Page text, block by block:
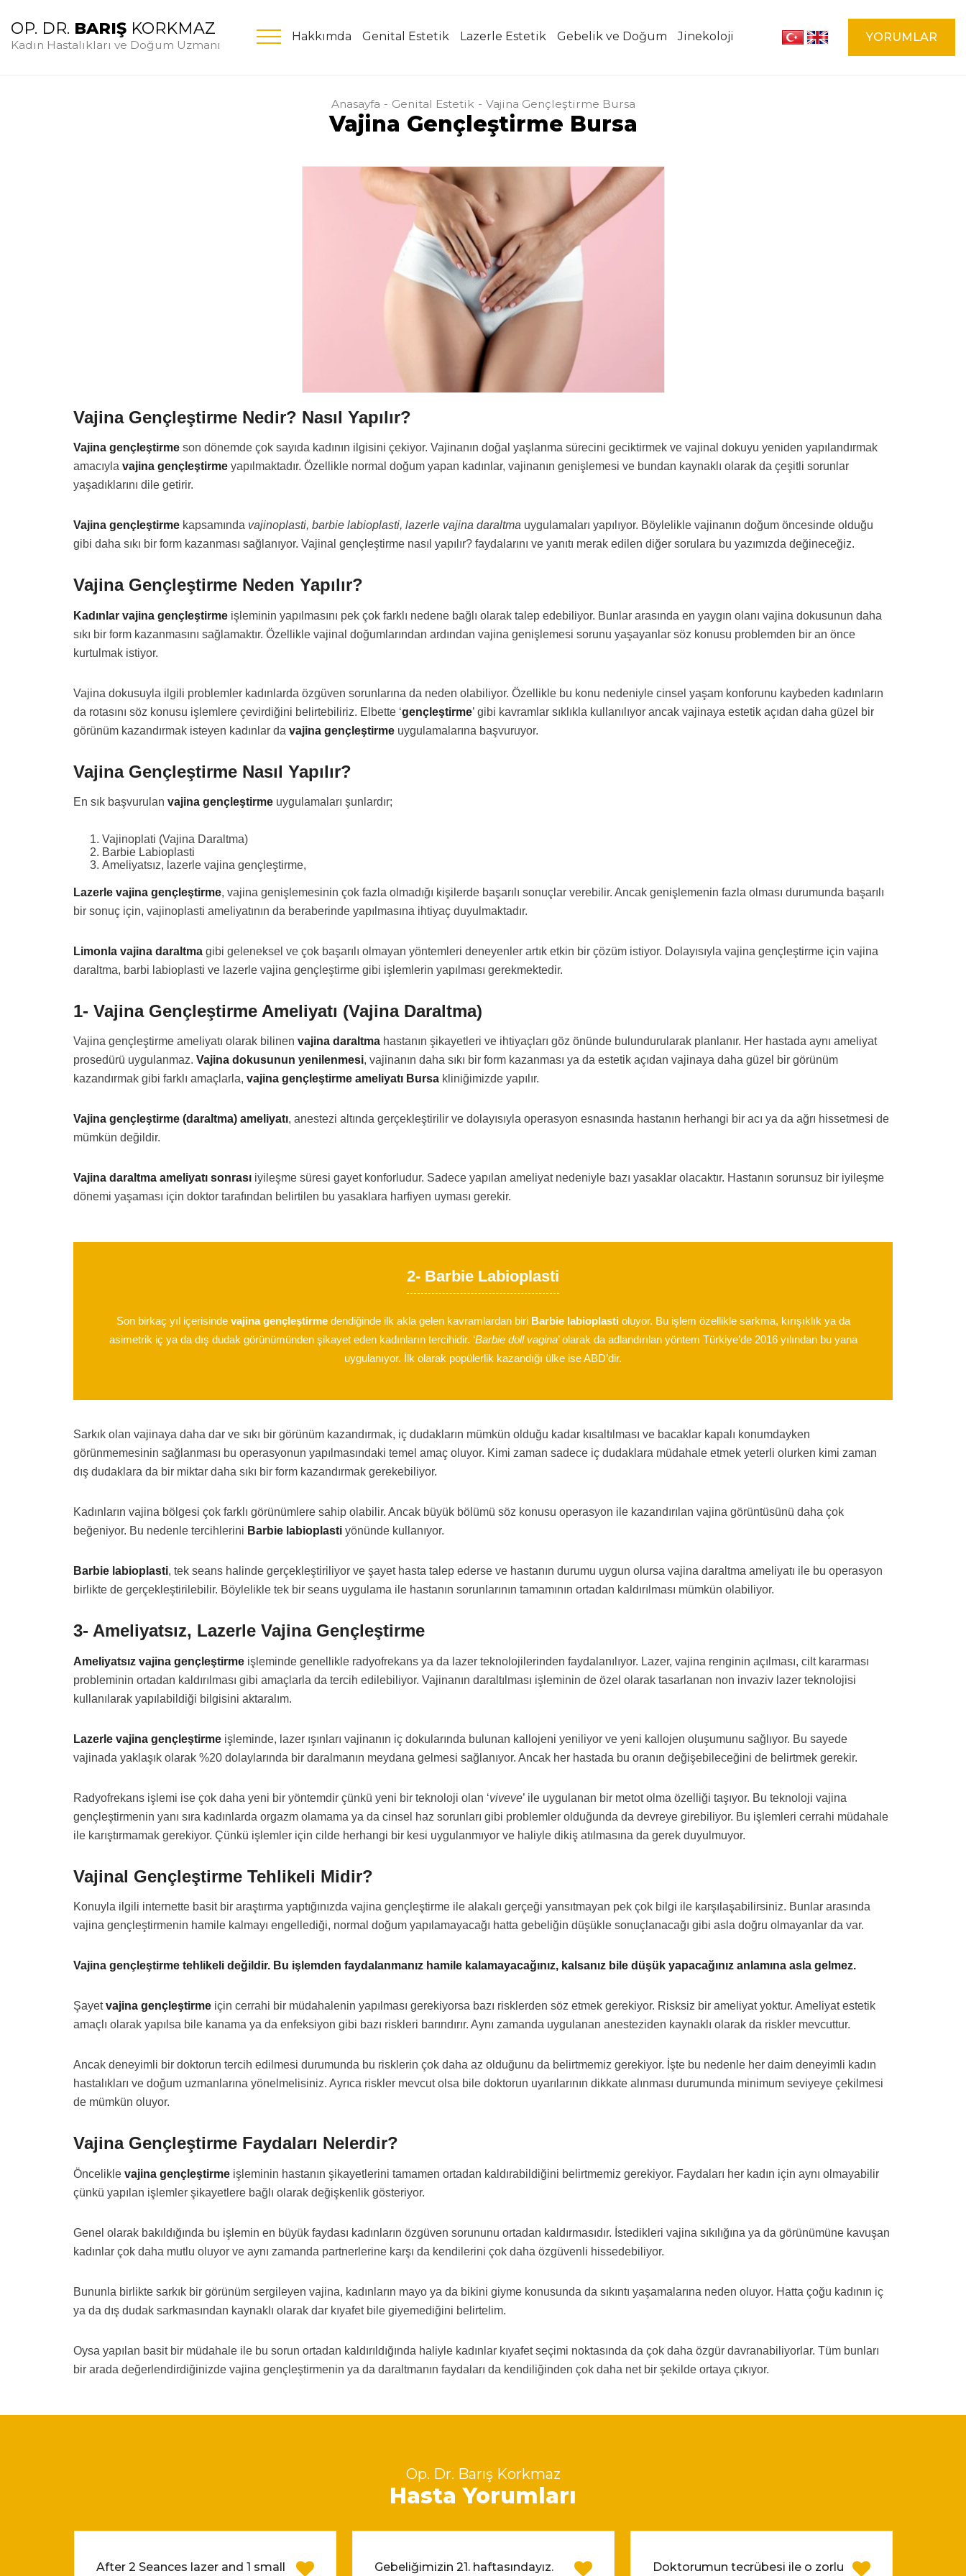
OP. DR. BARIŞ KORKMAZ
Kadın Hastalıkları ve Doğum Uzmanı
YORUMLAR
Hakkımda Genital Estetik Lazerle Estetik Gebelik ve Doğum Jinekoloji
Anasayfa Genital Estetik Vajina Gençleştirme Bursa
Vajina Gençleştirme Bursa
Vajina Gençleştirme Nedir? Nasıl Yapılır?
Vajina gençleştirme son dönemde çok sayıda kadının ilgisini çekiyor. Vajinanın doğal yaşlanma sürecini geciktirmek ve vajinal dokuyu yeniden yapılandırmak
amacıyla vajina gençleştirme yapılmaktadır. Özellikle normal doğum yapan kadınlar, vajinanın genişlemesi ve bundan kaynaklı olarak da çeşitli sorunlar
yaşadıklarını dile getirir.
Vajina gençleştirme kapsamında vajinoplasti, barbie labioplasti, lazerle vajina daraltma uygulamaları yapılıyor. Böylelikle vajinanın doğum öncesinde olduğu
gibi daha sıkı bir form kazanması sağlanıyor. Vajinal gençleştirme nasıl yapılır? faydalarını ve yanıtı merak edilen diğer sorulara bu yazımızda değineceğiz.
Vajina Gençleştirme Neden Yapılır?
Kadınlar vajina gençleştirme işleminin yapılmasını pek çok farklı nedene bağlı olarak talep edebiliyor. Bunlar arasında en yaygın olanı vajina dokusunun daha
sıkı bir form kazanmasını sağlamaktır. Özellikle vajinal doğumlarından ardından vajina genişlemesi sorunu yaşayanlar söz konusu problemden bir an önce
kurtulmak istiyor.
Vajina dokusuyla ilgili problemler kadınlarda özgüven sorunlarına da neden olabiliyor. Özellikle bu konu nedeniyle cinsel yaşam konforunu kaybeden kadınların
da rotasını söz konusu işlemlere çevirdiğini belirtebiliriz. Elbette ‘gençleştirme’ gibi kavramlar sıklıkla kullanılıyor ancak vajinaya estetik açıdan daha güzel bir
görünüm kazandırmak isteyen kadınlar da vajina gençleştirme uygulamalarına başvuruyor.
Vajina Gençleştirme Nasıl Yapılır?
En sık başvurulan vajina gençleştirme uygulamaları şunlardır;
Vajinoplati (Vajina Daraltma)
Barbie Labioplasti
Ameliyatsız, lazerle vajina gençleştirme,
Lazerle vajina gençleştirme, vajina genişlemesinin çok fazla olmadığı kişilerde başarılı sonuçlar verebilir. Ancak genişlemenin fazla olması durumunda başarılı
bir sonuç için, vajinoplasti ameliyatının da beraberinde yapılmasına ihtiyaç duyulmaktadır.
Limonla vajina daraltma gibi geleneksel ve çok başarılı olmayan yöntemleri deneyenler artık etkin bir çözüm istiyor. Dolayısıyla vajina gençleştirme için vajina
daraltma, barbi labioplasti ve lazerle vajina gençleştirme gibi işlemlerin yapılması gerekmektedir.
1- Vajina Gençleştirme Ameliyatı (Vajina Daraltma)
Vajina gençleştirme ameliyatı olarak bilinen vajina daraltma hastanın şikayetleri ve ihtiyaçları göz önünde bulundurularak planlanır. Her hastada aynı ameliyat
prosedürü uygulanmaz. Vajina dokusunun yenilenmesi, vajinanın daha sıkı bir form kazanması ya da estetik açıdan vajinaya daha güzel bir görünüm
kazandırmak gibi farklı amaçlarla, vajina gençleştirme ameliyatı Bursa kliniğimizde yapılır.
Vajina gençleştirme (daraltma) ameliyatı, anestezi altında gerçekleştirilir ve dolayısıyla operasyon esnasında hastanın herhangi bir acı ya da ağrı hissetmesi de
mümkün değildir.
Vajina daraltma ameliyatı sonrası iyileşme süresi gayet konforludur. Sadece yapılan ameliyat nedeniyle bazı yasaklar olacaktır. Hastanın sorunsuz bir iyileşme
dönemi yaşaması için doktor tarafından belirtilen bu yasaklara harfiyen uyması gerekir.
2- Barbie Labioplasti
Son birkaç yıl içerisinde vajina gençleştirmedendiğinde ilk akla gelen kavramlardan biri Barbie labioplastioluyor. Bu işlem özellikle sarkma, kırışıklık ya da
asimetrik iç ya da dış dudak görünümünden şikayet eden kadınların tercihidir. ‘Barbie doll vagina’ olarak da adlandırılan yöntem Türkiye’de 2016 yılından bu yana
uygulanıyor. İlk olarak popülerlik kazandığı ülke ise ABD’dir.
Sarkık olan vajinaya daha dar ve sıkı bir görünüm kazandırmak, iç dudakların mümkün olduğu kadar kısaltılması ve bacaklar kapalı konumdayken
görünmemesinin sağlanması bu operasyonun yapılmasındaki temel amaç oluyor. Kimi zaman sadece iç dudaklara müdahale etmek yeterli olurken kimi zaman
dış dudaklara da bir miktar daha sıkı bir form kazandırmak gerekebiliyor.
Kadınların vajina bölgesi çok farklı görünümlere sahip olabilir. Ancak büyük bölümü söz konusu operasyon ile kazandırılan vajina görüntüsünü daha çok
beğeniyor. Bu nedenle tercihlerini Barbie labioplasti yönünde kullanıyor.
Barbie labioplasti, tek seans halinde gerçekleştiriliyor ve şayet hasta talep ederse ve hastanın durumu uygun olursa vajina daraltma ameliyatı ile bu operasyon
birlikte de gerçekleştirilebilir. Böylelikle tek bir seans uygulama ile hastanın sorunlarının tamamının ortadan kaldırılması mümkün olabiliyor.
3- Ameliyatsız, Lazerle Vajina Gençleştirme
Ameliyatsız vajina gençleştirme işleminde genellikle radyofrekans ya da lazer teknolojilerinden faydalanılıyor. Lazer, vajina renginin açılması, cilt kararması
probleminin ortadan kaldırılması gibi amaçlarla da tercih edilebiliyor. Vajinanın daraltılması işleminin de özel olarak tasarlanan non invaziv lazer teknolojisi
kullanılarak yapılabildiği bilgisini aktaralım.
Lazerle vajina gençleştirme işleminde, lazer ışınları vajinanın iç dokularında bulunan kallojeni yeniliyor ve yeni kallojen oluşumunu sağlıyor. Bu sayede
vajinada yaklaşık olarak %20 dolaylarında bir daralmanın meydana gelmesi sağlanıyor. Ancak her hastada bu oranın değişebileceğini de belirtmek gerekir.
Radyofrekans işlemi ise çok daha yeni bir yöntemdir çünkü yeni bir teknoloji olan ‘viveve’ ile uygulanan bir metot olma özelliği taşıyor. Bu teknoloji vajina
gençleştirmenin yanı sıra kadınlarda orgazm olamama ya da cinsel haz sorunları gibi problemler olduğunda da devreye girebiliyor. Bu işlemleri cerrahi müdahale
ile karıştırmamak gerekiyor. Çünkü işlemler için cilde herhangi bir kesi uygulanmıyor ve haliyle dikiş atılmasına da gerek duyulmuyor.
Vajinal Gençleştirme Tehlikeli Midir?
Konuyla ilgili internette basit bir araştırma yaptığınızda vajina gençleştirme ile alakalı gerçeği yansıtmayan pek çok bilgi ile karşılaşabilirsiniz. Bunlar arasında
vajina gençleştirmenin hamile kalmayı engellediği, normal doğum yapılamayacağı hatta gebeliğin düşükle sonuçlanacağı gibi asla doğru olmayanlar da var.
Vajina gençleştirme tehlikeli değildir. Bu işlemden faydalanmanız hamile kalamayacağınız, kalsanız bile düşük yapacağınız anlamına asla gelmez.
Şayetvajina gençleştirme için cerrahi bir müdahalenin yapılması gerekiyorsa bazı risklerden söz etmek gerekiyor. Risksiz bir ameliyat yoktur. Ameliyat estetik
amaçlı olarak yapılsa bile kanama ya da enfeksiyon gibi bazı riskleri barındırır. Aynı zamanda uygulanan anesteziden kaynaklı olarak da riskler mevcuttur.
Ancak deneyimli bir doktorun tercih edilmesi durumunda bu risklerin çok daha az olduğunu da belirtmemiz gerekiyor. İşte bu nedenle her daim deneyimli kadın
hastalıkları ve doğum uzmanlarına yönelmelisiniz. Ayrıca riskler mevcut olsa bile doktorun uyarılarının dikkate alınması durumunda minimum seviyeye çekilmesi
de mümkün oluyor.
Vajina Gençleştirme Faydaları Nelerdir?
Öncelikle vajina gençleştirme işleminin hastanın şikayetlerini tamamen ortadan kaldırabildiğini belirtmemiz gerekiyor. Faydaları her kadın için aynı olmayabilir
çünkü yapılan işlemler şikayetlere bağlı olarak değişkenlik gösteriyor.
Genel olarak bakıldığında bu işlemin en büyük faydası kadınların özgüven sorununu ortadan kaldırmasıdır. İstedikleri vajina sıkılığına ya da görünümüne kavuşan
kadınlar çok daha mutlu oluyor ve aynı zamanda partnerlerine karşı da kendilerini çok daha özgüvenli hissedebiliyor.
Bununla birlikte sarkık bir görünüm sergileyen vajina, kadınların mayo ya da bikini giyme konusunda da sıkıntı yaşamalarına neden oluyor. Hatta çoğu kadının iç
ya da dış dudak sarkmasından kaynaklı olarak dar kıyafet bile giyemediğini belirtelim.
Oysa yapılan basit bir müdahale ile bu sorun ortadan kaldırıldığında haliyle kadınlar kıyafet seçimi noktasında da çok daha özgür davranabiliyorlar. Tüm bunları
bir arada değerlendirdiğinizde vajina gençleştirmenin ya da daraltmanın faydaları da kendiliğinden çok daha net bir şekilde ortaya çıkıyor.
Op. Dr. Barış Korkmaz
Hasta Yorumları
After 2 Seances lazer and 1 small
Gebeliğimizin 21. haftasındayız.
Doktorumun tecrübesi ile o zorlu